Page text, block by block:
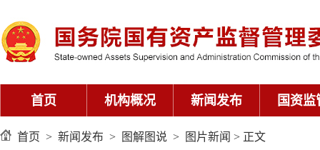
首页 机构概况 新闻发布 国资监
首页 > 新闻发布 > 图解图说 > 图片新闻 > 正文